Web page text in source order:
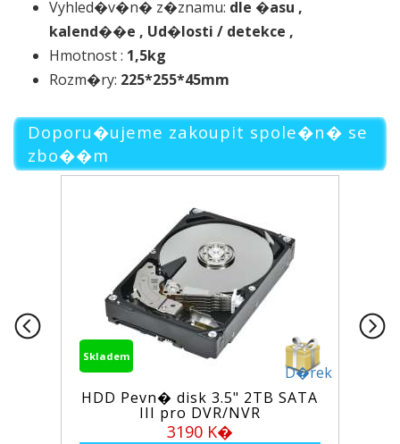
Vyhled�v�n� z�znamu: dle �asu ,
kalend��e , Ud�losti / detekce ,
Hmotnost : 1,5kg
Rozm�ry: 225*255*45mm
Doporu�ujeme zakoupit spole�n� se
zbo��m
HDD Pevn� disk 3.5" 2TB SATA
III pro DVR/NVR
3190 K�